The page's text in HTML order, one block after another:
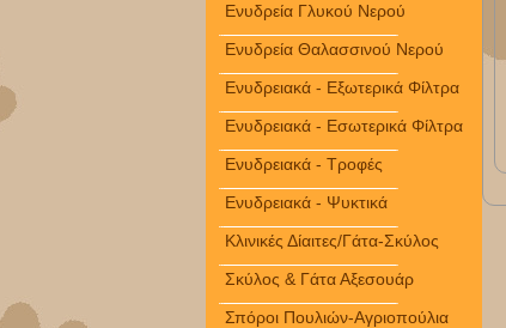
Ενυδρεία Γλυκού Νερού
Ενυδρεία Θαλασσινού Νερού
Ενυδρειακά - Εξωτερικά Φίλτρα
Ενυδρειακά - Εσωτερικά Φίλτρα
Ενυδρειακά - Τροφές
Ενυδρειακά - Ψυκτικά
Κλινικές Δίαιτες/Γάτα-Σκύλος
Σκύλος & Γάτα Αξεσουάρ
Σπόροι Πουλιών-Αγριοπούλια